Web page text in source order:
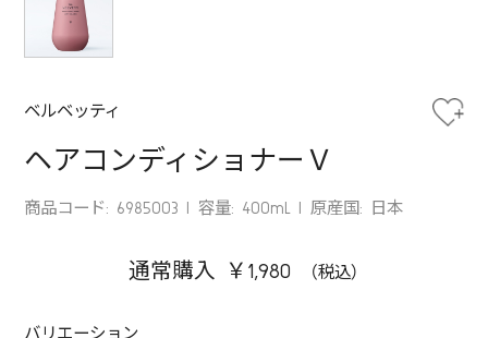
ベルベッティ
ヘアコンディショナーＶ
商品コード: 6985003 容量: 400mL 原産国: 日本
通常購入 ￥1,980
バリエーション